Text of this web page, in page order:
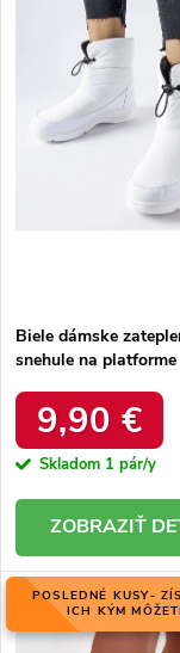
Abecedne
Biele dámske
snehule na platforme
WHITE
9,90 €
Skladom 1 pár/y
POSLEDNÉ KUSY-
ICH KÝM